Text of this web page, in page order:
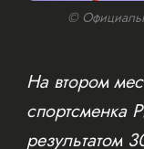
©
На втором
спортсменка
результатом